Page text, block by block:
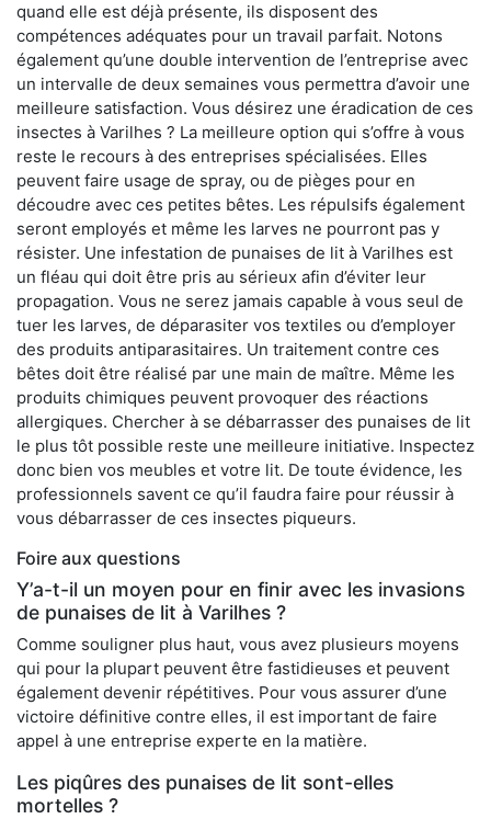
quand elle est déjà présente, ils disposent des
compétences adéquates pour un travail parfait. Notons
également qu’une double intervention de l’entreprise avec
un intervalle de deux semaines vous permettra d’avoir une
meilleure satisfaction. Vous désirez une éradication de ces
insectes à Varilhes ? La meilleure option qui s’offre à vous
reste le recours à des entreprises spécialisées. Elles
peuvent faire usage de spray, ou de pièges pour en
découdre avec ces petites bêtes. Les répulsifs également
seront employés et même les larves ne pourront pas y
résister. Une infestation de punaises de lit à Varilhes est
un fléau qui doit être pris au sérieux afin d’éviter leur
propagation. Vous ne serez jamais capable à vous seul de
tuer les larves, de déparasiter vos textiles ou d’employer
des produits antiparasitaires. Un traitement contre ces
bêtes doit être réalisé par une main de maître. Même les
produits chimiques peuvent provoquer des réactions
allergiques. Chercher à se débarrasser des punaises de lit
le plus tôt possible reste une meilleure initiative. Inspectez
donc bien vos meubles et votre lit. De toute évidence, les
professionnels savent ce qu’il faudra faire pour réussir à
vous débarrasser de ces insectes piqueurs.
Foire aux questions
Y’a-t-il un moyen pour en finir avec les invasions
de punaises de lit à Varilhes ?
Comme souligner plus haut, vous avez plusieurs moyens
qui pour la plupart peuvent être fastidieuses et peuvent
également devenir répétitives. Pour vous assurer d’une
victoire définitive contre elles, il est important de faire
appel à une entreprise experte en la matière.
Les piqûres des punaises de lit sont-elles
mortelles ?